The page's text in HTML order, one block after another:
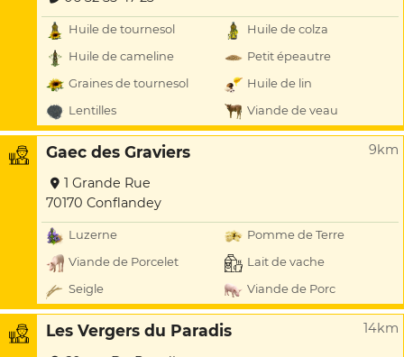
Huile de tournesol
Huile de colza
Huile de cameline
Petit épeautre
Graines de tournesol
Huile de lin
Lentilles
Viande de veau
Gaec des Graviers 9km
1 Grande Rue
70170 Conflandey
Luzerne
Pomme de Terre
Viande de Porcelet
Lait de vache
Seigle
Viande de Porc
Les Vergers du Paradis 14km